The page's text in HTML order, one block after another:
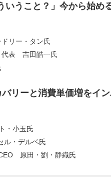
うこと？」今から始め
リー・タン氏
代表 吉田皓一氏
リーと消費単価増をイ
・小玉氏
・デルベ氏
原田・劉・静織氏